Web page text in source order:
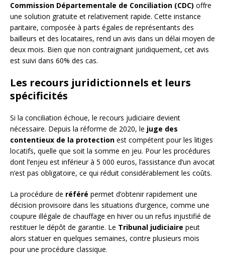
Commission Départementale de Conciliation (CDC) offre
une solution gratuite et relativement rapide. Cette instance
paritaire, composée à parts égales de représentants des
bailleurs et des locataires, rend un avis dans un délai moyen de
deux mois. Bien que non contraignant juridiquement, cet avis
est suivi dans 60% des cas.
Les recours juridictionnels et leurs
spécificités
Si la conciliation échoue, le recours judiciaire devient
nécessaire. Depuis la réforme de 2020, le juge des
contentieux de la protection est compétent pour les litiges
locatifs, quelle que soit la somme en jeu. Pour les procédures
dont l’enjeu est inférieur à 5 000 euros, l’assistance d’un avocat
n’est pas obligatoire, ce qui réduit considérablement les coûts.
La procédure de référé permet d’obtenir rapidement une
décision provisoire dans les situations d’urgence, comme une
coupure illégale de chauffage en hiver ou un refus injustifié de
restituer le dépôt de garantie. Le Tribunal judiciaire peut
alors statuer en quelques semaines, contre plusieurs mois
pour une procédure classique.